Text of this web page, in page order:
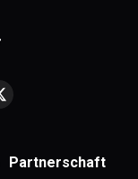
Partnerschaft